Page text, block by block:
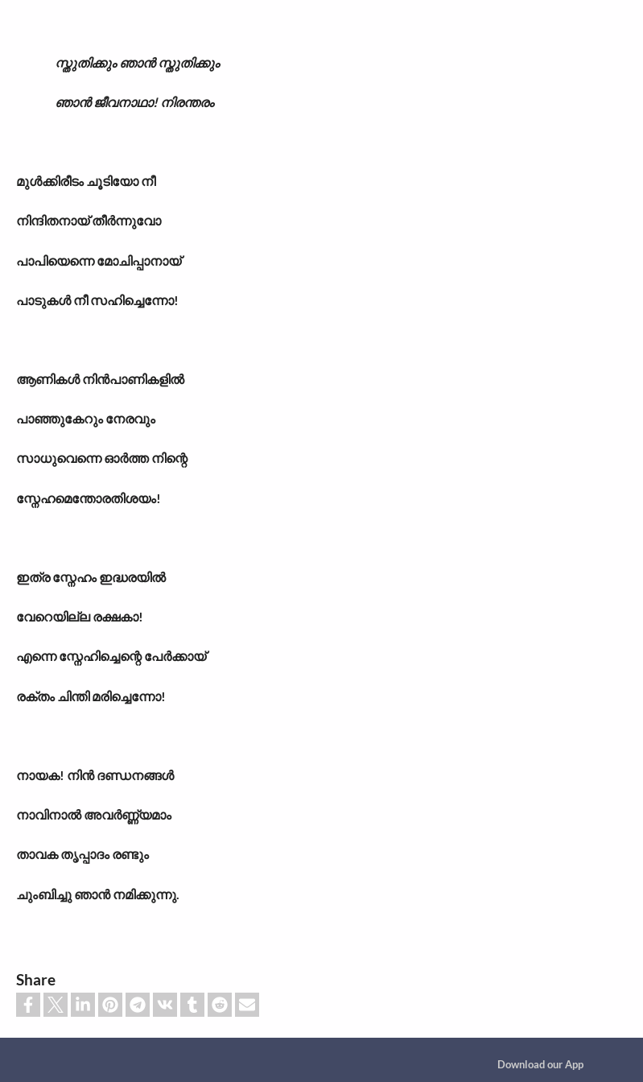
സ്തുതിക്കും ഞാൻ സ്തുതിക്കും
ഞാൻ ജീവനാഥാ! നിരന്തരം
മുൾക്കിരീടം ചൂടിയോ നീ
നിന്ദിതനായ് തീർന്നുവോ
പാപിയെന്നെ മോചിപ്പാനായ്
പാടുകൾ നീ സഹിച്ചെന്നോ!
ആണികൾ നിൻപാണികളിൽ
പാഞ്ഞുകേറും നേരവും
സാധുവെന്നെ ഓർത്ത നിന്റെ
സ്നേഹമെന്തോരതിശയം!
ഇത്ര സ്നേഹം ഇദ്ധരയിൽ
വേറെയില്ല രക്ഷകാ!
എന്നെ സ്നേഹിച്ചെന്റെ പേർക്കായ്
രക്തം ചിന്തി മരിച്ചെന്നോ!
നായക! നിൻ ദണ്ഡനങ്ങൾ
നാവിനാൽ അവർണ്ണ്യമാം
താവക തൃപ്പാദം രണ്ടും
ചുംബിച്ചു ഞാൻ നമിക്കുന്നു.
Share
Custom footer
Download our App